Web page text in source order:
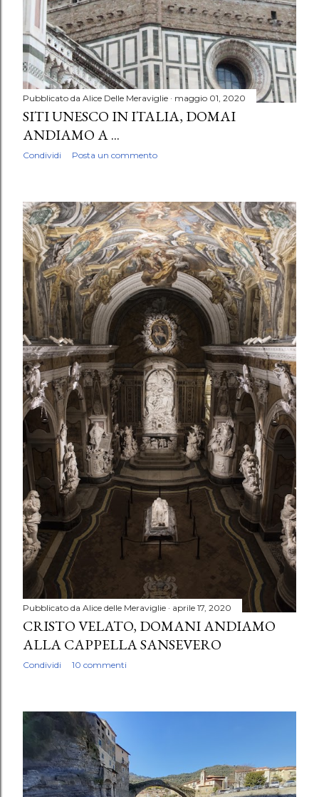
Pubblicato da Alice Delle Meraviglie maggio 01, 2020
SITI UNESCO IN ITALIA, DOMAI
ANDIAMO A ...
Condividi Posta un commento
Pubblicato da Alice delle Meraviglie aprile 17, 2020
CRISTO VELATO, DOMANI ANDIAMO
ALLA CAPPELLA SANSEVERO
Condividi 10 commenti